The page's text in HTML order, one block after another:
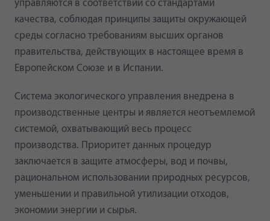
управляются в соответствии со стандартами
качества, соблюдая принципы защиты окружающей
среды согласно требованиям высших органов
правительства, действующих в настоящее время в
Европейском Союзе и в Испании.
Система экологического управления внедрена в
производственные центры и является неотъемлемой
системой, охватывающий весь процесс
производства. Приоритет данных процедур
заключается в защите атмосферы, вод и почвы,
рациональном использовании природных ресурсов,
уменьшении и правильной утилизации отходов,
экономии энергии и сырья.